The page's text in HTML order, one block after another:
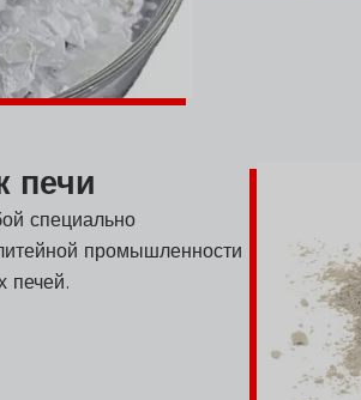
печи
специально
промышленности
печей.